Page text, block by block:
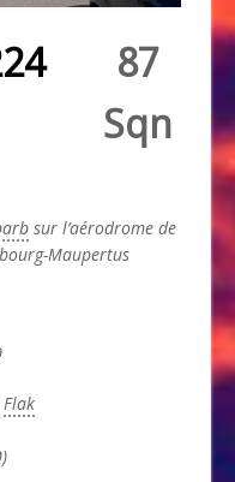
87
Sqn
sur l’aérodrome de
Maupertus
Flak